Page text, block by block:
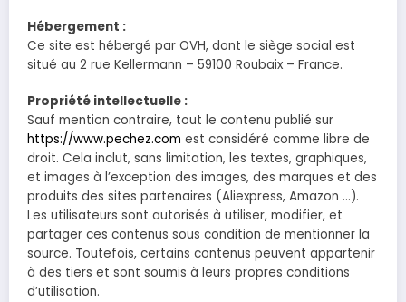
Hébergement :
Ce site est hébergé par OVH, dont le siège social est
situé au 2 rue Kellermann – 59100 Roubaix – France.
Propriété intellectuelle :
Sauf mention contraire, tout le contenu publié sur
https://www.pechez.com est considéré comme libre de
droit. Cela inclut, sans limitation, les textes, graphiques,
et images à l’exception des images, des marques et des
produits des sites partenaires (Aliexpress, Amazon …).
Les utilisateurs sont autorisés à utiliser, modifier, et
partager ces contenus sous condition de mentionner la
source. Toutefois, certains contenus peuvent appartenir
à des tiers et sont soumis à leurs propres conditions
d’utilisation.